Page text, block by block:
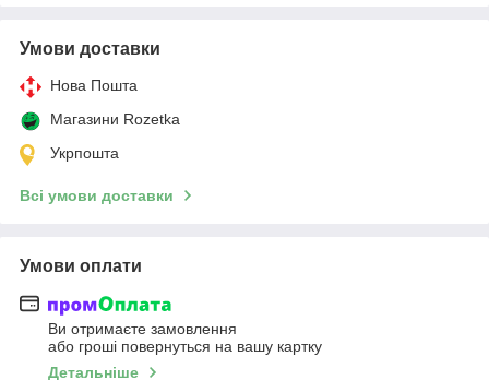
Умови доставки
Нова Пошта
Магазини Rozetka
Укрпошта
Всі умови доставки
Умови оплати
Ви отримаєте замовлення
або гроші повернуться на вашу картку
Детальніше